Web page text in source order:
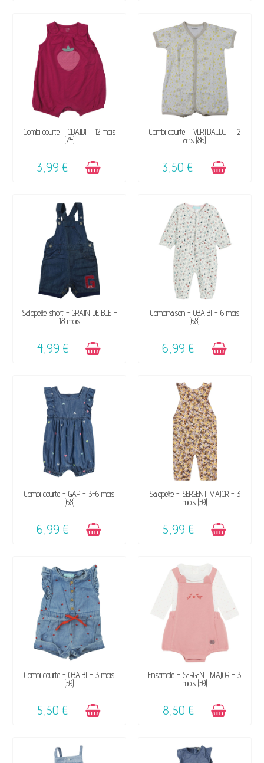
DISPONIBLE
Combi courte - OBAÏBI - 12 mois
(74)
3,99 €
DISPONIBLE
Combi courte - VERTBAUDET - 2
ans (86)
3,50 €
DISPONIBLE
Salopette short - GRAIN DE BLÉ -
18 mois
4,99 €
DISPONIBLE
Combinaison - OBAÏBI - 6 mois
(68)
6,99 €
DISPONIBLE
Combi courte - GAP - 3-6 mois
(68)
6,99 €
DISPONIBLE
Salopette - SERGENT MAJOR - 3
mois (59)
5,99 €
DISPONIBLE
Combi courte - OBAÏBI - 3 mois
(59)
5,50 €
DISPONIBLE
Ensemble - SERGENT MAJOR - 3
mois (59)
8,50 €